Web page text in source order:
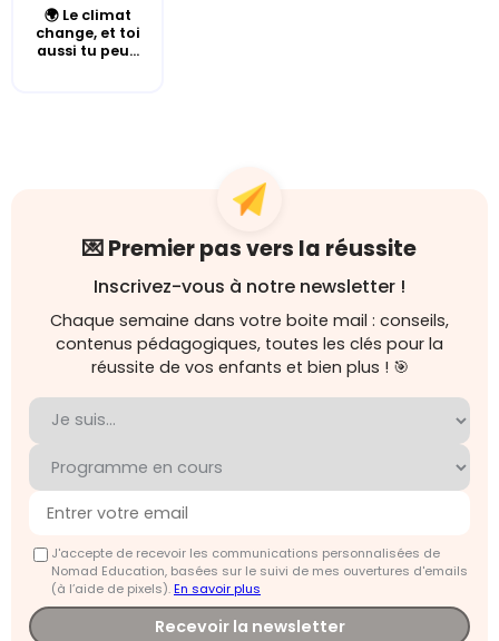
🌍 Le climat
change, et toi
aussi tu peu...
💌 Premier pas vers la réussite
Inscrivez-vous à notre newsletter !
Chaque semaine dans votre boite mail : conseils,
contenus pédagogiques, toutes les clés pour la
réussite de vos enfants et bien plus ! 🎯
J'accepte de recevoir les communications personnalisées de
Nomad Education, basées sur le suivi de mes ouvertures d'emails
(à l’aide de pixels).En savoir plus
Recevoir la newsletter